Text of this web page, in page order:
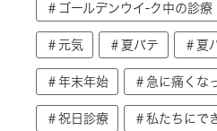
＃ゴールデンウイ-ク中の診療
＃元気 ＃夏バテ ＃夏
＃年末年始 ＃急に痛くな
＃祝日診療 ＃私たちにで